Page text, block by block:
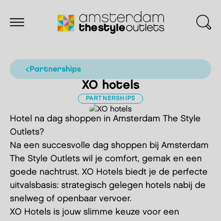
partnerships
XO hotels
PARTNERSHIPS
Hotel na dag shoppen in Amsterdam The Style
Outlets?
Na een succesvolle dag shoppen bij Amsterdam
The Style Outlets wil je comfort, gemak en een
goede nachtrust. XO Hotels biedt je de perfecte
uitvalsbasis: strategisch gelegen hotels nabij de
snelweg of openbaar vervoer.
XO Hotels is jouw slimme keuze voor een